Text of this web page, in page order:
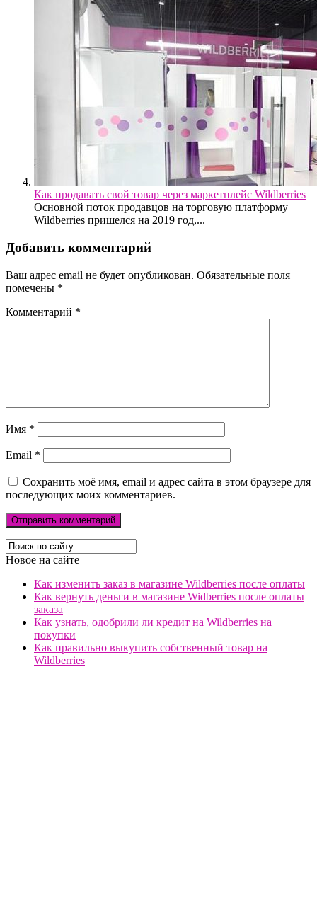
Как продавать свой товар через маркетплейс Wildberries
Основной поток продавцов на торговую платформу
Wildberries пришелся на 2019 год,...
Добавить комментарий
Ваш адрес email не будет опубликован. Обязательные поля
помечены *
Комментарий *
Имя *
Email *
Сохранить моё имя, email и адрес сайта в этом браузере для
последующих моих комментариев.
Новое на сайте
Как изменить заказ в магазине Wildberries после оплаты
Как вернуть деньги в магазине Widberries после оплаты
заказа
Как узнать, одобрили ли кредит на Wildberries на
покупки
Как правильно выкупить собственный товар на
Wildberries